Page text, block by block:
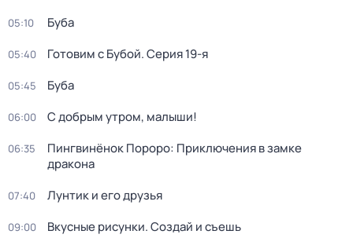
05:10 Буба
05:40 Готовим с Бубой. Серия 19-я
05:45 Буба
06:00 С добрым утром, малыши!
06:35
Пингвинёнок Пороро: Приключения в замке
дракона
07:40 Лунтик и его друзья
09:00 Вкусные рисунки. Создай и съешь